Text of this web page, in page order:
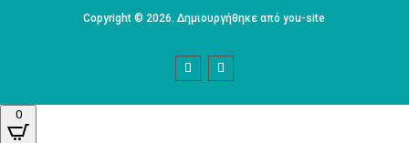
Copyright © 2026. Δημιουργήθηκε από you-site
0